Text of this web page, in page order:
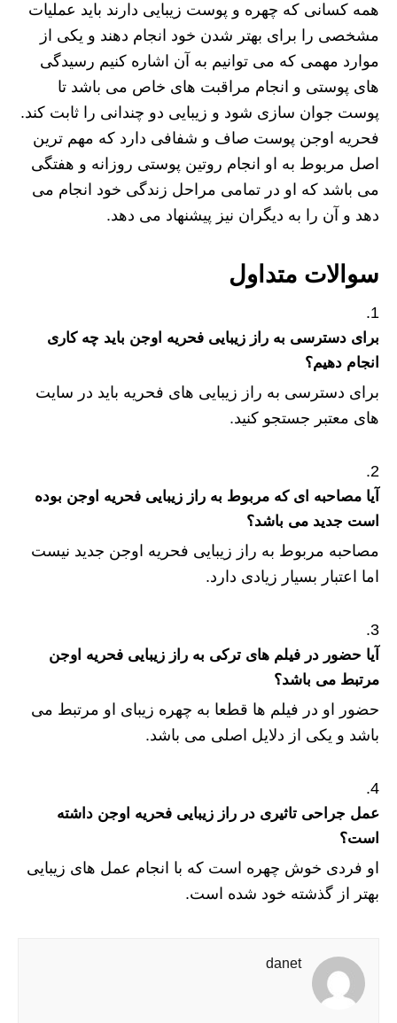
همه کسانی که چهره و پوست زیبایی دارند باید عملیات
مشخصی را برای بهتر شدن خود انجام دهند و یکی از
موارد مهمی که می توانیم به آن اشاره کنیم رسیدگی
های پوستی و انجام مراقبت های خاص می باشد تا
پوست جوان سازی شود و زیبایی دو چندانی را ثابت کند.
فحریه اوجن پوست صاف و شفافی دارد که مهم ترین
اصل مربوط به او انجام روتین پوستی روزانه و هفتگی
می باشد که او در تمامی مراحل زندگی خود انجام می
دهد و آن را به دیگران نیز پیشنهاد می دهد.
سوالات متداول
برای دسترسی به راز زیبایی فحریه اوجن باید چه کاری
انجام دهیم؟
برای دسترسی به راز زیبایی های فحریه باید در سایت
های معتبر جستجو کنید.
آیا مصاحبه ای که مربوط به راز زیبایی فحریه اوجن بوده
است جدید می باشد؟
مصاحبه‌ مربوط به راز زیبایی فحریه اوجن جدید نیست
اما اعتبار بسیار زیادی دارد.
آيا حضور در فیلم های ترکی به راز زیبایی فحریه اوجن
مرتبط می باشد؟
حضور او در فیلم ها قطعا به چهره زیبای او مرتبط می
باشد و یکی از دلایل اصلی می باشد.
عمل جراحی تاثیری در راز زیبایی فحریه اوجن داشته
است؟
او فردی خوش چهره است که با انجام عمل های زیبایی
بهتر از گذشته خود شده است.
danet